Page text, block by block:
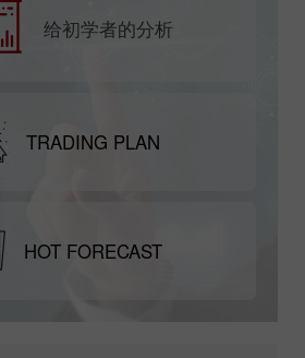
给初学者的分析
TRADING PLAN
HOT FORECAST